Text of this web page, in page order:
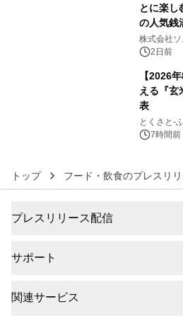
とに楽
の人気銭
ラボレ
ボグッズ
株式会社
2日前
【2026
える『玄
表
とくさと-
7時間前
トップ フード・飲食のプレスリ
プレスリリース配信
サポート
関連サービス